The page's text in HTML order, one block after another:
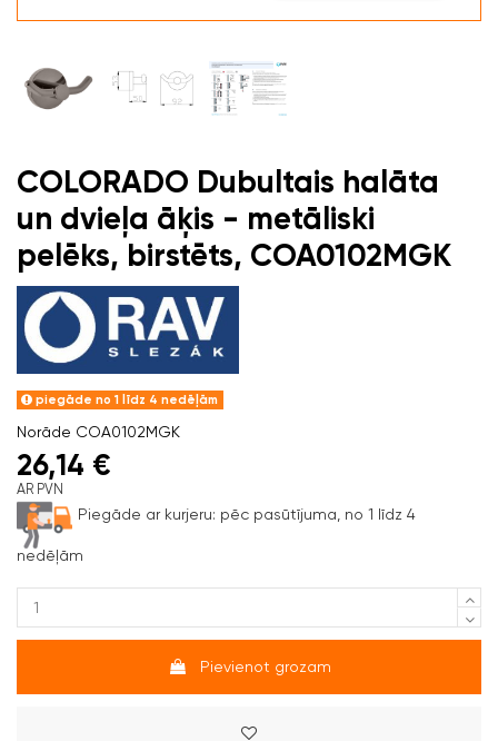
COLORADO Dubultais halāta
un dvieļa āķis - metāliski
pelēks, birstēts, COA0102MGK
piegāde no 1 līdz 4 nedēļām
Norāde COA0102MGK
26,14 €
AR PVN
Piegāde ar kurjeru: pēc pasūtījuma, no 1 līdz 4
nedēļām
Pievienot grozam